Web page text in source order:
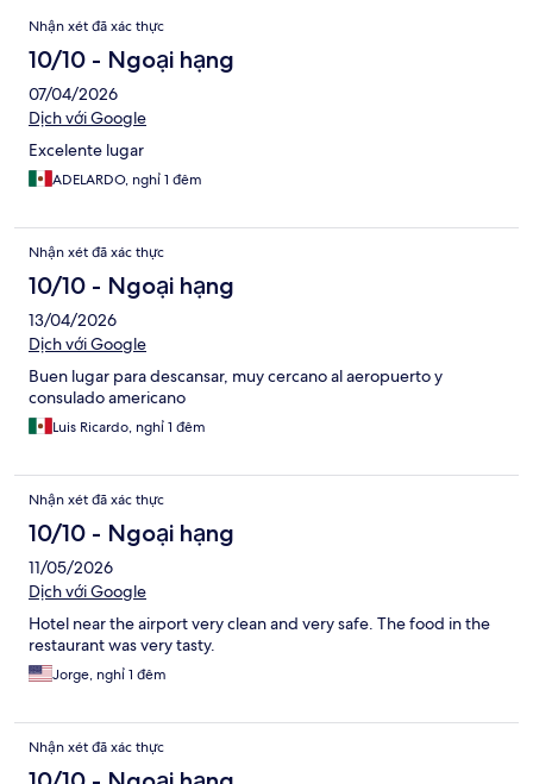
Nhận
xét
Nhận xét đã xác thực
10/10 - Ngoại hạng
07/04/2026
Dịch với Google
Excelente lugar
ADELARDO, nghỉ 1 đêm
Nhận xét đã xác thực
10/10 - Ngoại hạng
13/04/2026
Dịch với Google
Buen lugar para descansar, muy cercano al aeropuerto y
consulado americano
Luis Ricardo, nghỉ 1 đêm
Nhận xét đã xác thực
10/10 - Ngoại hạng
11/05/2026
Dịch với Google
Hotel near the airport very clean and very safe. The food in the
restaurant was very tasty.
Jorge, nghỉ 1 đêm
Nhận xét đã xác thực